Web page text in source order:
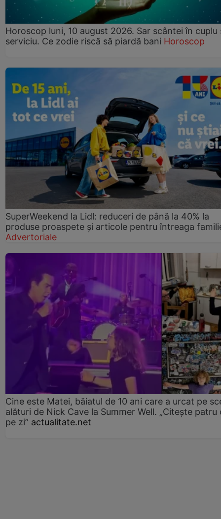
Horoscop luni, 10 august 2026. Sar scântei în cuplu
serviciu. Ce zodie riscă să piardă bani Horoscop
SuperWeekend la Lidl: reduceri de până la 40% la
produse proaspete și articole pentru întreaga
Advertoriale
Cine este Matei, băiatul de 10 ani care a urcat pe
alături de Nick Cave la Summer Well. „Citește patru
pe zi” actualitate.net